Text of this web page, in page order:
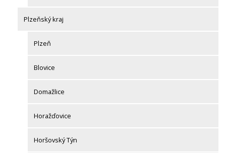
Plzeňský kraj
Plzeň
Blovice
Domažlice
Horažďovice
Horšovský Týn